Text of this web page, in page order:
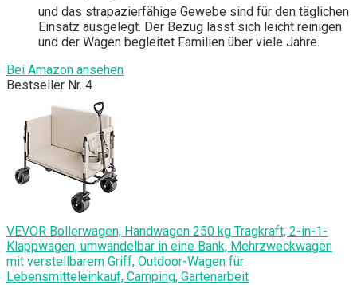
und das strapazierfähige Gewebe sind für den täglichen
Einsatz ausgelegt. Der Bezug lässt sich leicht reinigen
und der Wagen begleitet Familien über viele Jahre.
Bei Amazon ansehen
Bestseller Nr. 4
VEVOR Bollerwagen, Handwagen 250 kg Tragkraft, 2-in-1-
Klappwagen, umwandelbar in eine Bank, Mehrzweckwagen
mit verstellbarem Griff, Outdoor-Wagen für
Lebensmitteleinkauf, Camping, Gartenarbeit